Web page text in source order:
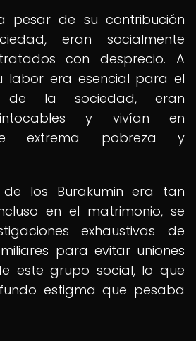
pesar de su contribución
eran socialmente
con desprecio. A
labor era esencial para el
de la sociedad, eran
intocables y vivían en
extrema pobreza y
de los Burakumin era tan
en el matrimonio, se
exhaustivas de
para evitar uniones
este grupo social, lo que
estigma que pesaba